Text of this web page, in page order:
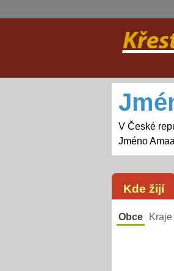
V České
Jméno
Kde žijí
Obce Kraje